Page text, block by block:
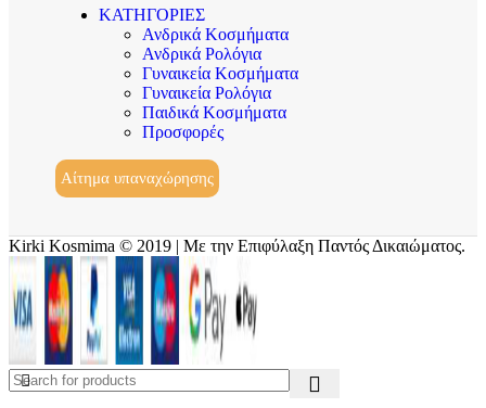
ΚΑΤΗΓΟΡΙΕΣ
Ανδρικά Κοσμήματα
Ανδρικά Ρολόγια
Γυναικεία Κοσμήματα
Γυναικεία Ρολόγια
Παιδικά Κοσμήματα
Προσφορές
Αίτημα υπαναχώρησης
Kirki Kosmima © 2019 | Με την Επιφύλαξη Παντός Δικαιώματος.